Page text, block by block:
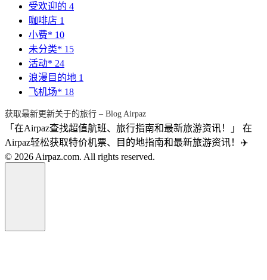
受欢迎的 4
咖啡店 1
小费* 10
未分类* 15
活动* 24
浪漫目的地 1
飞机场* 18
获取最新更新关于的旅行 – Blog Airpaz
「在Airpaz查找超值航班、旅行指南和最新旅游资讯！」 在
Airpaz轻松获取特价机票、目的地指南和最新旅游资讯！✈️
© 2026 Airpaz.com. All rights reserved.